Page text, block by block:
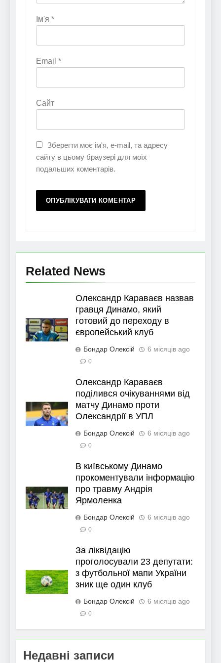
Ім'я *
Email *
Сайт
Зберегти моє ім'я, e-mail, та адресу
сайту в цьому браузері для моїх
подальших коментарів.
Related News
Олександр Караваєв назвав
гравця Динамо, який
готовий до переходу в
європейський клуб
Бондар Олексій 6 місяців ago
0
Олександр Караваєв
поділився очікуваннями від
матчу Динамо проти
Олександрії в УПЛ
Бондар Олексій 6 місяців ago
0
В київському Динамо
прокоментували інформацію
про травму Андрія
Ярмоленка
Бондар Олексій 6 місяців ago
0
За ліквідацію
проголосували 23 депутати:
з футбольної мапи України
зник ще один клуб
Бондар Олексій 6 місяців ago
0
Недавні записи